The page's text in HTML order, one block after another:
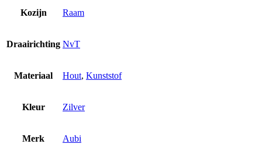
Kozijn Raam
Draairichting NvT
Materiaal Hout, Kunststof
Kleur Zilver
Merk Aubi